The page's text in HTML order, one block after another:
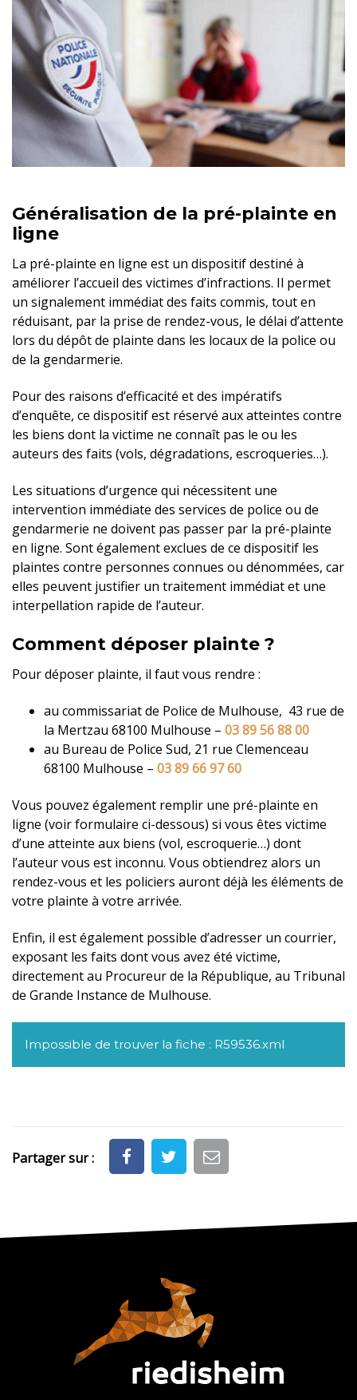
Généralisation de la pré-plainte en
ligne
La pré-plainte en ligne est un dispositif destiné à
améliorer l’accueil des victimes d’infractions. Il permet
un signalement immédiat des faits commis, tout en
réduisant, par la prise de rendez-vous, le délai d’attente
lors du dépôt de plainte dans les locaux de la police ou
de la gendarmerie.
Pour des raisons d’efficacité et des impératifs
d’enquête, ce dispositif est réservé aux atteintes contre
les biens dont la victime ne connaît pas le ou les
auteurs des faits (vols, dégradations, escroqueries…).
Les situations d’urgence qui nécessitent une
intervention immédiate des services de police ou de
gendarmerie ne doivent pas passer par la pré-plainte
en ligne. Sont également exclues de ce dispositif les
plaintes contre personnes connues ou dénommées, car
elles peuvent justifier un traitement immédiat et une
interpellation rapide de l’auteur.
Comment déposer plainte ?
Pour déposer plainte, il faut vous rendre :
au commissariat de Police de Mulhouse, 43 rue de
la Mertzau 68100 Mulhouse – 03 89 56 88 00
au Bureau de Police Sud, 21 rue Clemenceau
68100 Mulhouse – 03 89 66 97 60
Vous pouvez également remplir une pré-plainte en
ligne (voir formulaire ci-dessous) si vous êtes victime
d’une atteinte aux biens (vol, escroquerie…) dont
l’auteur vous est inconnu. Vous obtiendrez alors un
rendez-vous et les policiers auront déjà les éléments de
votre plainte à votre arrivée.
Enfin, il est également possible d’adresser un courrier,
exposant les faits dont vous avez été victime,
directement au Procureur de la République, au Tribunal
de Grande Instance de Mulhouse.
Impossible de trouver la fiche : R59536.xml
Partager sur :